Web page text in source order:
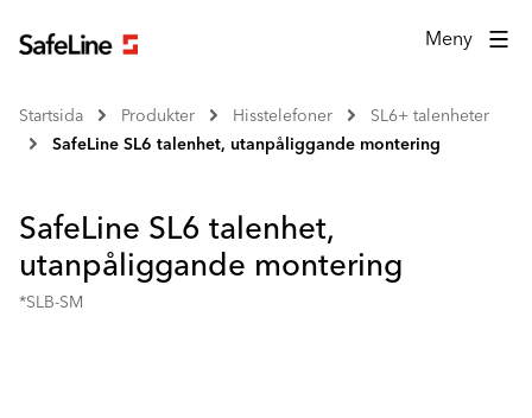
Meny
Startsida Produkter Hisstelefoner
SL6+ talenheter
SafeLine SL6 talenhet, utanpåliggande montering
SafeLine SL6 talenhet,
utanpåliggande montering
*SLB-SM